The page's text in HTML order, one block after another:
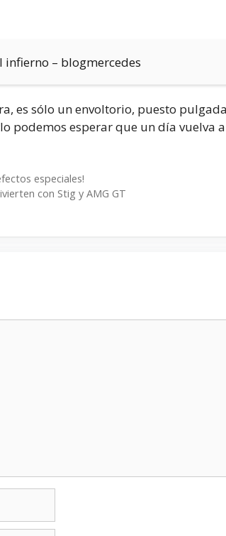
infierno – blogmercedes
es sólo un envoltorio, puesto
podemos esperar que un día vuelva
especiales!
con Stig y AMG GT